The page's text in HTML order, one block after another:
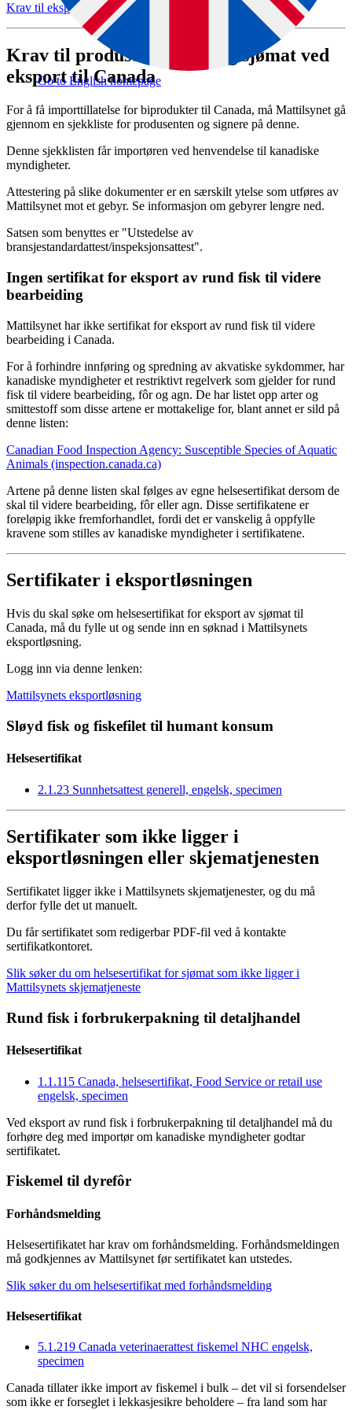
Go to English homepage
Krav til eksportører
Krav til produsent av fisk og sjømat ved
eksport til Canada
For å få importtillatelse for biprodukter til Canada, må Mattilsynet gå
gjennom en sjekkliste for produsenten og signere på denne.
Denne sjekklisten får importøren ved henvendelse til kanadiske
myndigheter.
Attestering på slike dokumenter er en særskilt ytelse som utføres av
Mattilsynet mot et gebyr. Se informasjon om gebyrer lengre ned.
Satsen som benyttes er "Utstedelse av
bransjestandardattest/inspeksjonsattest".
Ingen sertifikat for eksport av rund fisk til videre
bearbeiding
Mattilsynet har ikke sertifikat for eksport av rund fisk til videre
bearbeiding i Canada.
For å forhindre innføring og spredning av akvatiske sykdommer, har
kanadiske myndigheter et restriktivt regelverk som gjelder for rund
fisk til videre bearbeiding, fôr og agn. De har listet opp arter og
smittestoff som disse artene er mottakelige for, blant annet er sild på
denne listen:
Canadian Food Inspection Agency: Susceptible Species of Aquatic
Animals (inspection.canada.ca)
Artene på denne listen skal følges av egne helsesertifikat dersom de
skal til videre bearbeiding, fôr eller agn. Disse sertifikatene er
foreløpig ikke fremforhandlet, fordi det er vanskelig å oppfylle
kravene som stilles av kanadiske myndigheter i sertifikatene.
Sertifikater i eksportløsningen
Hvis du skal søke om helsesertifikat for eksport av sjømat til
Canada, må du fylle ut og sende inn en søknad i Mattilsynets
eksportløsning.
Logg inn via denne lenken:
Mattilsynets eksportløsning
Sløyd fisk og fiskefilet til humant konsum
Helsesertifikat
2.1.23 Sunnhetsattest generell, engelsk, specimen
Sertifikater som ikke ligger i
eksportløsningen eller skjematjenesten
Sertifikatet ligger ikke i Mattilsynets skjematjenester, og du må
derfor fylle det ut manuelt.
Du får sertifikatet som redigerbar PDF-fil ved å kontakte
sertifikatkontoret.
Slik søker du om helsesertifikat for sjømat som ikke ligger i
Mattilsynets skjematjeneste
Rund fisk i forbrukerpakning til detaljhandel
Helsesertifikat
1.1.115 Canada, helsesertifikat, Food Service or retail use
engelsk, specimen
Ved eksport av rund fisk i forbrukerpakning til detaljhandel må du
forhøre deg med importør om kanadiske myndigheter godtar
sertifikatet.
Fiskemel til dyrefôr
Forhåndsmelding
Helsesertifikatet har krav om forhåndsmelding. Forhåndsmeldingen
må godkjennes av Mattilsynet før sertifikatet kan utstedes.
Slik søker du om helsesertifikat med forhåndsmelding
Helsesertifikat
5.1.219 Canada veterinaerattest fiskemel NHC engelsk,
specimen
Canada tillater ikke import av fiskemel i bulk – det vil si forsendelser
som ikke er forseglet i lekkasjesikre beholdere – fra land som har